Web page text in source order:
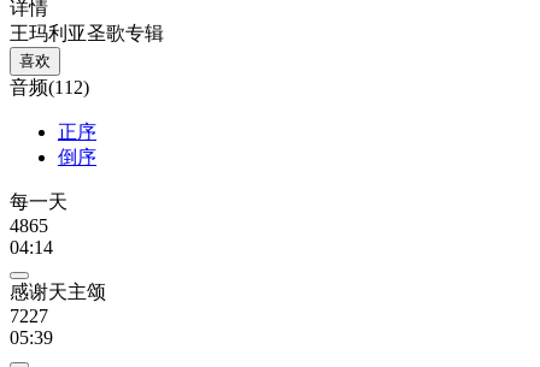
详情
王玛利亚圣歌专辑
喜欢
音频(112)
正序
倒序
每一天
4865
04:14
感谢天主颂
7227
05:39